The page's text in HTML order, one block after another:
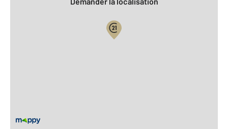
Année construction : 1880